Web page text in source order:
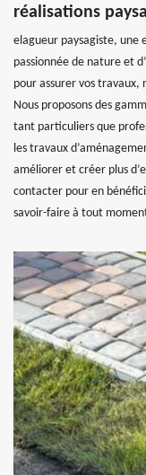
réalisations
elagueur paysagiste, une
passionnée de nature et
pour assurer vos travaux,
Nous proposons des
tant particuliers que
les travaux
améliorer et créer plus
contacter pour en
savoir-faire à tout